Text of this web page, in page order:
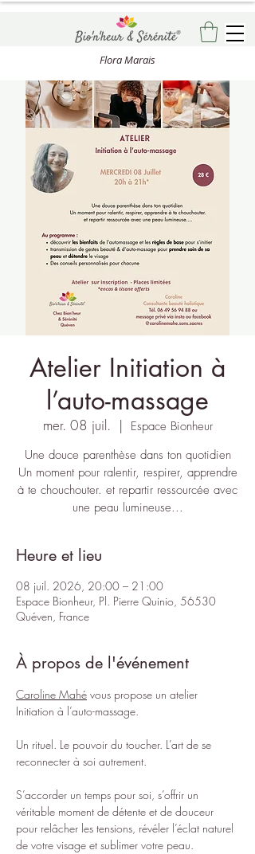
Flora Marais
Atelier Initiation à
l’auto-massage
mer. 08 juil.
  |
Espace Bionheur
Une douce parenthèse dans ton quotidien
Un moment pour ralentir, respirer, apprendre
à te chouchouter. et repartir ressourcée avec
une peau lumineuse...
Heure et lieu
08 juil. 2026, 20:00 – 21:00
Espace Bionheur, Pl. Pierre Quinio, 56530
Quéven, France
À propos de l'événement
Caroline Mahé vous propose un atelier
Initiation à l’auto-massage.
Un rituel. Le pouvoir du toucher. L’art de se
reconnecter à soi autrement.
S’accorder un temps pour soi, s’offrir un
véritable moment de détente et de douceur
pour relâcher les tensions, révéler l’éclat naturel
de votre visage et sublimer votre peau.